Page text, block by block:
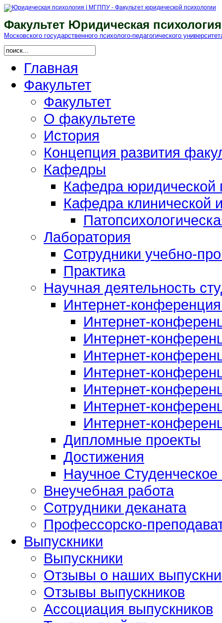
Факультет Юридическая психология
Московского гоcударственного психолого-педагогического
Главная
Факультет
Факультет
О факультете
История
Концепция развития
Кафедры
Кафедра юридической
Кафедра клинической
Лаборатория
Сотрудники учебно-
Практика
Научная деятельность
Интернет-
Интернет-
Интернет-
Интернет-
Интернет-
Интернет-
Интернет-
Интернет-
Дипломные проекты
Достижения
Научное
Внеучебная работа
Сотрудники деканата
Профессорско-
Выпускники
Выпускники
Отзывы о наших
Отзывы выпускников
Ассоциация выпускников